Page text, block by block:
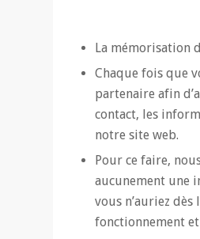
La mémorisation
Chaque fois que
partenaire afin
contact, les
notre site web.
Pour ce faire,
aucunement une
vous n’auriez
fonctionnement